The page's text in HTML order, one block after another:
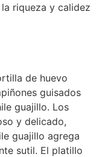
riqueza y calidez
de huevo
guisados
guajillo. Los
y delicado,
guajillo agrega
sutil. El platillo